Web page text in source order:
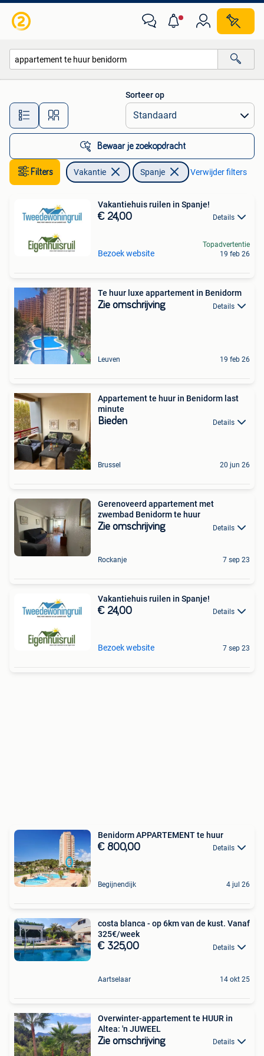
Alle afstanden…
Sorteer op
Bewaar je zoekopdracht
Filters Vakantie Spanje Verwijder filters
Vakantiehuis ruilen in Spanje!
€ 24,00 Details
Bezoek website
Topadvertentie
19 feb 26
Te huur luxe appartement in Benidorm
Zie omschrijving Details
Leuven 19 feb 26
Appartement te huur in Benidorm last
minute
Bieden Details
Brussel 20 jun 26
Gerenoveerd appartement met
zwembad Benidorm te huur
Zie omschrijving Details
Rockanje 7 sep 23
Vakantiehuis ruilen in Spanje!
€ 24,00 Details
Bezoek website 7 sep 23
Benidorm APPARTEMENT te huur
€ 800,00 Details
Begijnendijk 4 jul 26
costa blanca - op 6km van de kust. Vanaf
325€/week
€ 325,00 Details
Aartselaar 14 okt 25
Overwinter-appartement te HUUR in
Altea: 'n JUWEEL
Zie omschrijving Details